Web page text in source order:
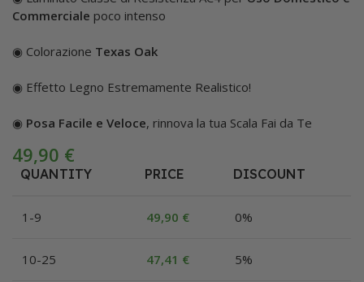
Commerciale poco intenso
◉ Colorazione Texas Oak
◉ Effetto Legno Estremamente Realistico!
◉ Posa Facile e Veloce, rinnova la tua Scala Fai da Te
49,90 €
QUANTITY PRICE DISCOUNT
1-9 49,90 € 0%
10-25 47,41 € 5%